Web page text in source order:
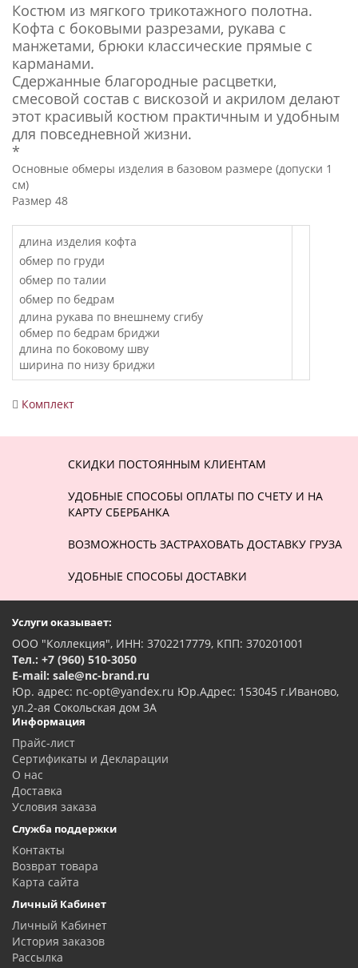
Костюм из мягкого трикотажного полотна.
Кофта с боковыми разрезами, рукава с
манжетами, брюки классические прямые с
карманами.
Сдержанные благородные расцветки,
смесовой состав с вискозой и акрилом делают
этот красивый костюм практичным и удобным
для повседневной жизни.
*
Основные обмеры изделия в базовом размере (допуски 1
см)
Размер 48
длина изделия кофта
обмер по груди
обмер по талии
обмер по бедрам
длина рукава по внешнему сгибу
обмер по бедрам бриджи
длина по боковому шву
ширина по низу бриджи
Комплект
СКИДКИ ПОСТОЯННЫМ КЛИЕНТАМ
УДОБНЫЕ СПОСОБЫ ОПЛАТЫ ПО СЧЕТУ И НА
КАРТУ СБЕРБАНКА
ВОЗМОЖНОСТЬ ЗАСТРАХОВАТЬ ДОСТАВКУ ГРУЗА
УДОБНЫЕ СПОСОБЫ ДОСТАВКИ
Услуги оказывает:
ООО "Коллекция", ИНН: 3702217779, КПП: 370201001
Тел.: +7 (960) 510-3050
E-mail: sale@nc-brand.ru
Юр. адрес: nc-opt@yandex.ru Юр.Адрес: 153045 г.Иваново,
ул.2-ая Сокольская дом 3А
Информация
Прайс-лист
Сертификаты и Декларации
О нас
Доставка
Условия заказа
Служба поддержки
Контакты
Возврат товара
Карта сайта
Личный Кабинет
Личный Кабинет
История заказов
Рассылка